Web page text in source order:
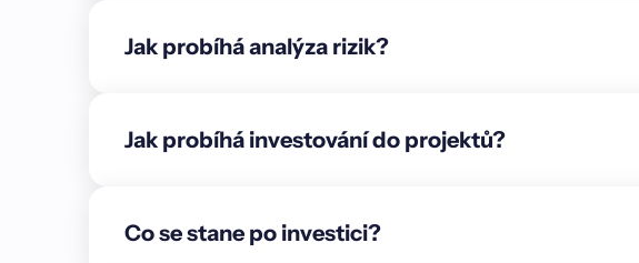
práce jsou téměř hotové. Základy budovy jsou dokončené, zatím
přízemí stojí kompletně vybetonované a vyztužené boční
nadzemního podlaží.\n\nCílem partnera je výstavba bytového
Jak probíhá analýza rizik?
Jak probíhá investování do projektů?
Co se stane po investici?